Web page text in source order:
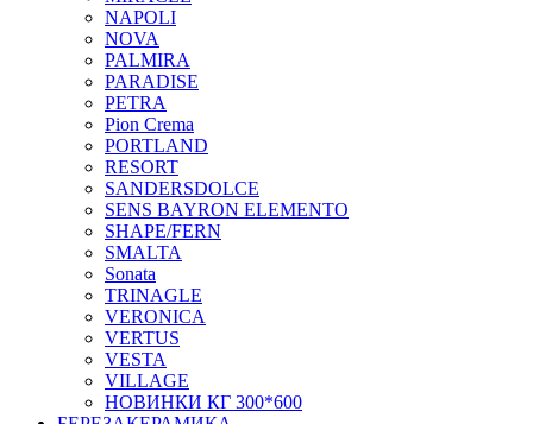
NAPOLI
NOVA
PALMIRA
PARADISE
PETRA
Pion Crema
PORTLAND
RESORT
SANDERSDOLCE
SENS BAYRON ELEMENTO
SHAPE/FERN
SMALTA
Sonata
TRINAGLE
VERONICA
VERTUS
VESTA
VILLAGE
НОВИНКИ КГ 300*600